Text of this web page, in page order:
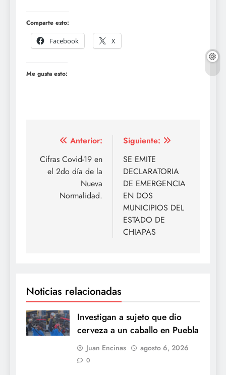
Comparte esto:
Facebook
X
Me gusta esto:
Navegación
de
entradas
Anterior:
Cifras Covid-19 en
el 2do día de la
Nueva
Normalidad.
Siguiente:
SE EMITE
DECLARATORIA
DE EMERGENCIA
EN DOS
MUNICIPIOS DEL
ESTADO DE
CHIAPAS
Noticias relacionadas
Investigan a sujeto que dio
cerveza a un caballo en Puebla
Juan Encinas agosto 6, 2026
0